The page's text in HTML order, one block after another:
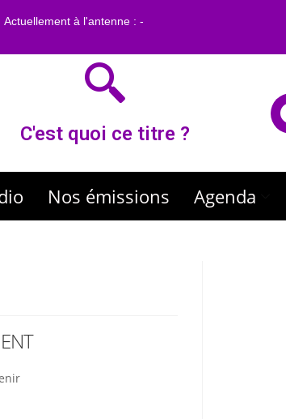
C'est quoi ce titre ?
Nos émissions Agenda